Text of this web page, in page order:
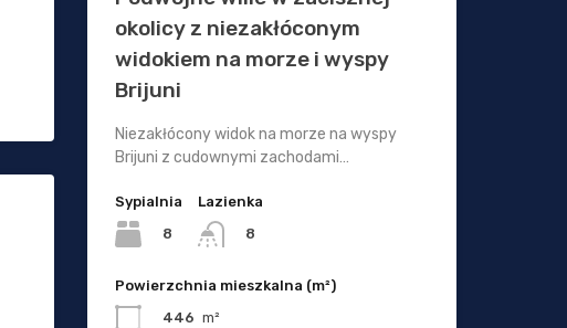
okolicy z niezakłóconym
widokiem na morze i wyspy
Brijuni
Niezakłócony widok na morze na wyspy
Brijuni z cudownymi zachodami…
Sypialnia
8
Lazienka
8
Powierzchnia mieszkalna (m²)
446 m²